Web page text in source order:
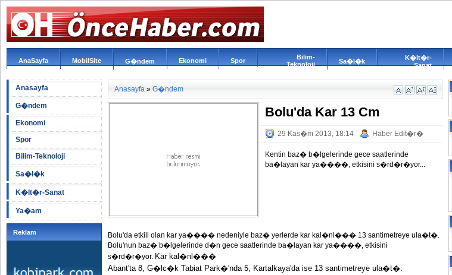
AnaSayfa MobilSite G�ndem Ekonomi Spor
Bilim-
Teknoloji
Sa�l�k
K�lt�r-
Sanat
Anasayfa
G�ndem
Ekonomi
Spor
Bilim-Teknoloji
Sa�l�k
K�lt�r-Sanat
Ya�am
Reklam
Anasayfa » G�ndem
Bolu'da Kar 13 Cm
29 Kas�m 2013, 18:14 Haber Edit�r�
Kentin baz� b�lgelerinde gece saatlerinde
ba�layan kar ya����, etkisini s�rd�r�yor...
Bolu'da etkili olan kar ya���� nedeniyle baz� yerlerde kar kal�nl��� 13 santimetreye ula�t�.
Bolu'nun baz� b�lgelerinde d�n gece saatlerinde ba�layan kar ya����, etkisini
s�rd�r�yor. Kar kal�nl���
Abant'ta 8, G�lc�k Tabiat Park�'nda 5, Kartalkaya'da ise 13 santimetreye ula�t�.